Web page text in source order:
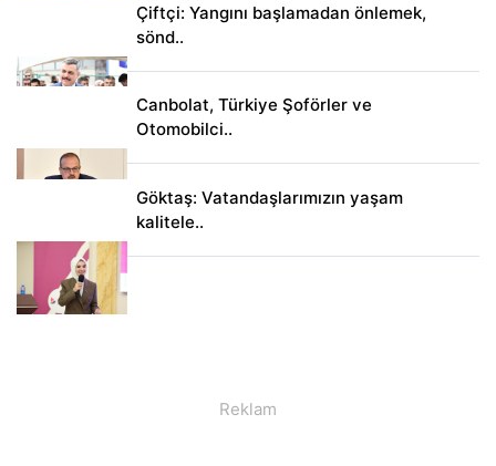
Çiftçi: Yangını başlamadan önlemek,
sönd..
Canbolat, Türkiye Şoförler ve
Otomobilci..
Göktaş: Vatandaşlarımızın yaşam
kalitele..